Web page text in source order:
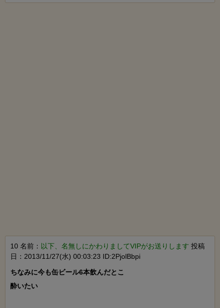
10 名前： 以下、名無しにかわりましてVIPがお送りします 投稿
日：2013/11/27(水) 00:03:23 ID:2PjolBbpi
ちなみに今も缶ビール6本飲んだとこ
酔いたい